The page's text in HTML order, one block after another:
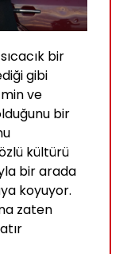
bir
gibi
ve
bir
kültürü
bir arada
koyuyor.
zaten